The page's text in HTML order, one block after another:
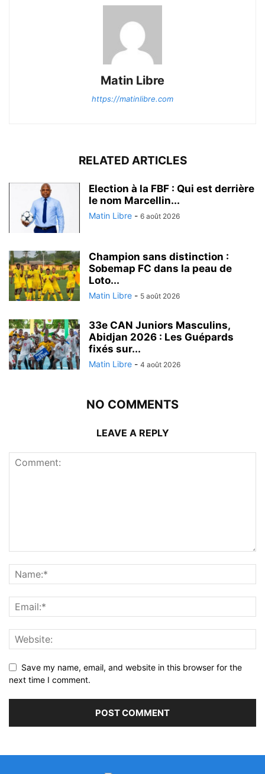
Matin Libre
https://matinlibre.com
RELATED ARTICLES
Election à la FBF : Qui est derrière
le nom Marcellin...
Matin Libre - 6 août 2026
Champion sans distinction :
Sobemap FC dans la peau de
Loto...
Matin Libre - 5 août 2026
33e CAN Juniors Masculins,
Abidjan 2026 : Les Guépards
fixés sur...
Matin Libre - 4 août 2026
NO COMMENTS
LEAVE A REPLY
Save my name, email, and website in this browser for the
next time I comment.